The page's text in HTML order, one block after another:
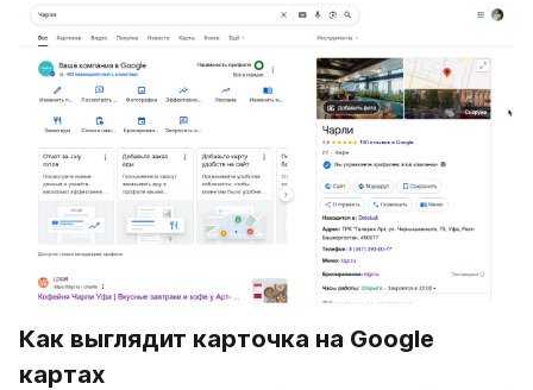
Как выглядит карточка на Google
картах